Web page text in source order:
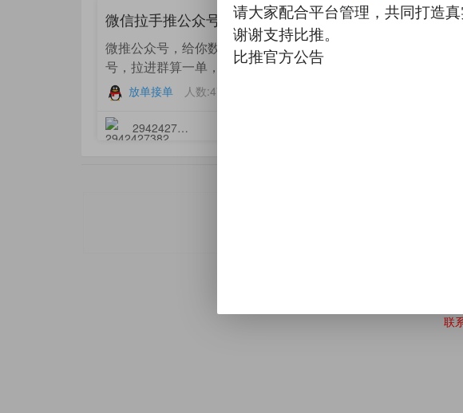
微信拉手推公众号拉群单个150起
微推公众号，给你数据你去添加，然后推公众
号，拉进群算一单，单个150起，10单160
放单接单 人数:47人
2942427382
Q拉15
本站内容均为用户发表,并不代表本站
联
请大家配合平台管理，共同打造真
谢谢支持比推。
比推官方公告